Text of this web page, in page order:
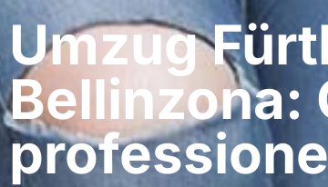
Umzug
Bellinzona: